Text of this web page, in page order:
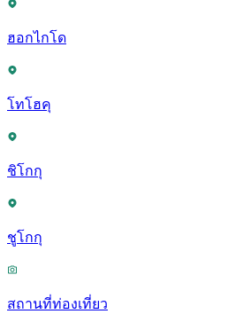
ฮอกไกโด
โทโฮคุ
ชิโกกุ
ชูโกกุ
สถานที่ท่องเที่ยว